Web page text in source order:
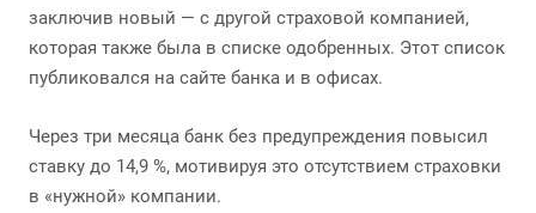
заключив новый — с другой страховой компанией,
которая также была в списке одобренных. Этот список
публиковался на сайте банка и в офисах.
Через три месяца банк без предупреждения повысил
ставку до 14,9 %, мотивируя это отсутствием страховки
в «нужной» компании.